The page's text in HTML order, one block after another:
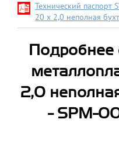
Технический паспорт
20 х 2,0 неполная
Подробнее
2,0
- SPM-